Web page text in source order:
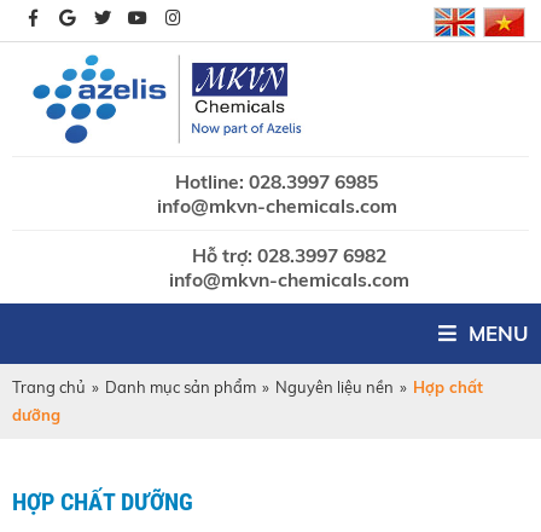
Hotline: 028.3997 6985
info@mkvn-chemicals.com
Hỗ trợ: 028.3997 6982
info@mkvn-chemicals.com
MENU
Trang chủ » Danh mục sản phẩm » Nguyên liệu nền » Hợp chất
dưỡng
HỢP CHẤT DƯỠNG